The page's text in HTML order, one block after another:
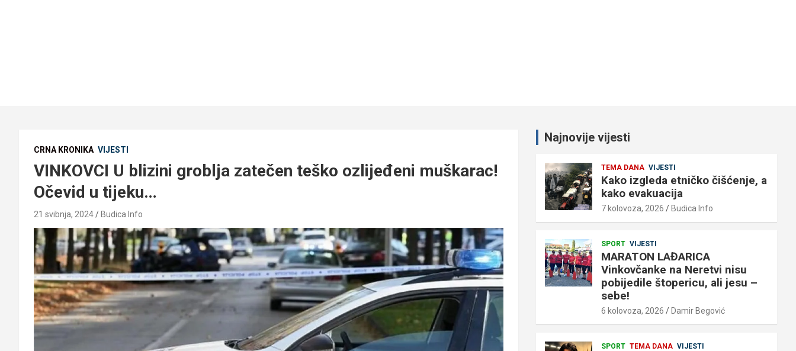
CRNA KRONIKA VIJESTI
VINKOVCI U blizini groblja zatečen teško ozlijeđeni muškarac!
Očevid u tijeku…
21 svibnja, 2024 Budica Info
Najnovije vijesti
TEMA DANA VIJESTI
Kako izgleda etničko čišćenje, a
kako evakuacija
7 kolovoza, 2026 Budica Info
SPORT VIJESTI
MARATON LAĐARICA
Vinkovčanke na Neretvi nisu
pobijedile štopericu, ali jesu –
sebe!
6 kolovoza, 2026 Damir Begović
SPORT TEMA DANA VIJESTI